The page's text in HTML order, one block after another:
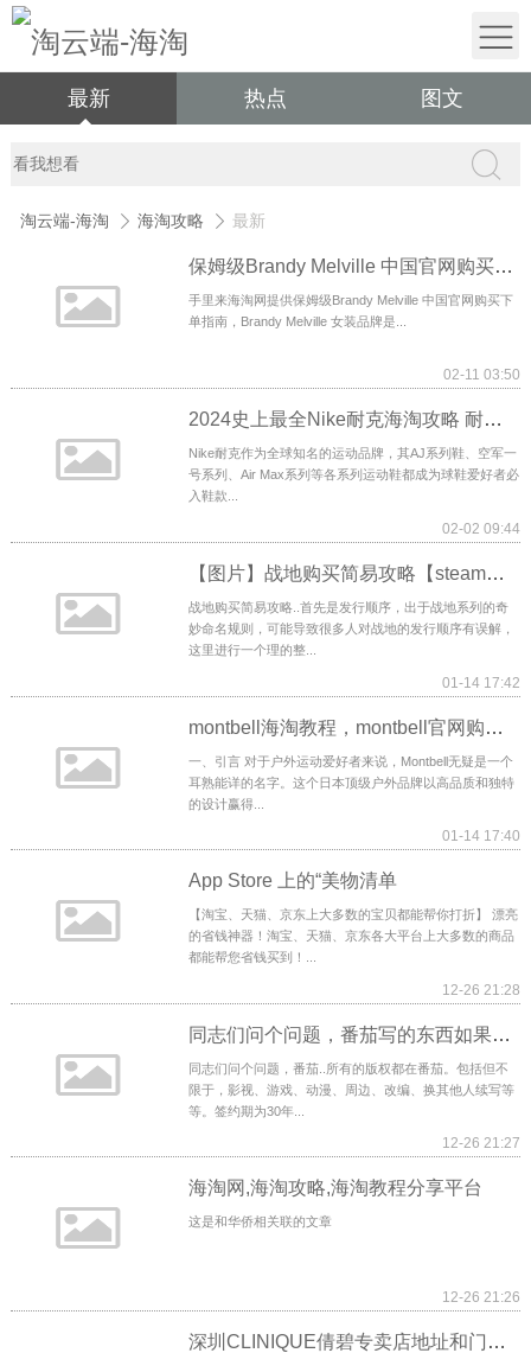
最新 热点 图文
淘云端-海淘 海淘攻略 最新
保姆级Brandy Melville 中国官网购买下单指南
手里来海淘网提供保姆级Brandy Melville 中国官网购买下
单指南，Brandy Melville 女装品牌​是...
02-11 03:50
2024史上最全Nike耐克海淘攻略 耐克美国官网海淘下单教程
Nike耐克作为全球知名的运动品牌，其AJ系列鞋、空军一
号系列、Air Max系列等各系列运动鞋都成为球鞋爱好者必
入鞋款...
02-02 09:44
【图片】战地购买简易攻略【steam吧】
战地购买简易攻略..首先是发行顺序，出于战地系列的奇
妙命名规则，可能导致很多人对战地的发行顺序有误解，
这里进行一个理的整...
01-14 17:42
montbell海淘教程，montbell官网购买？
一、引言 对于户外运动爱好者来说，Montbell无疑是一个
耳熟能详的名字。这个日本顶级户外品牌以高品质和独特
的设计赢得...
01-14 17:40
‎App Store 上的“美物清单
【淘宝、天猫、京东上大多数的宝贝都能帮你打折】 漂亮
的省钱神器！淘宝、天猫、京东各大平台上大多数的商品
都能帮您省钱买到！...
12-26 21:28
同志们问个问题，番茄写的东西如果影视化，版权在谁手里？【番茄小说吧】
同志们问个问题，番茄..所有的版权都在番茄。包括但不
限于，影视、游戏、动漫、周边、改编、换其他人续写等
等。签约期为30年...
12-26 21:27
海淘网,海淘攻略,海淘教程分享平台
这是和华侨相关联的文章
12-26 21:26
深圳CLINIQUE倩碧专卖店地址和门店电话汇总